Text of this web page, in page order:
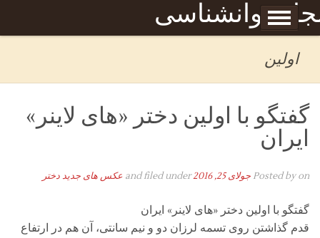
روانشناسی
Skip to content
برگه نمونه
اولین
گفتگو با اولین دختر «های لاینر»
ایران
Posted byon جولای 25, 2016 and filed under عکس های جدید دختر
گفتگو با اولین دختر «های لاینر» ایران
قدم گذاشتن روی تسمه لرزان دو و نیم سانتی، آن هم در ارتفاع